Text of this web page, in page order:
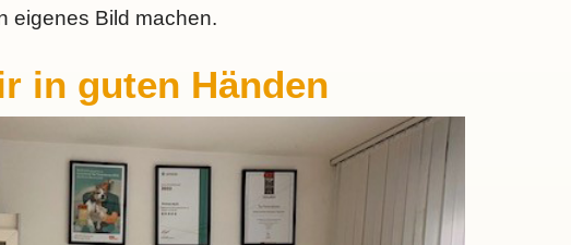
eigenes Bild machen.
in guten Händen